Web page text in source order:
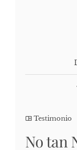
Testimonio
No tan